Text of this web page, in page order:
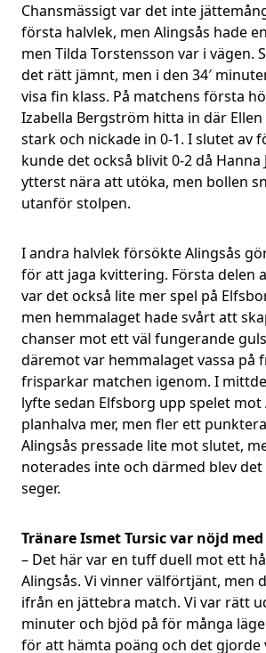
Chansmässigt var det inte
första halvlek, men Alingsås hade
men Tilda Torstensson var i vägen.
det rätt jämnt, men i den 34′
visa fin klass. På matchens första
Izabella Bergström hitta in där
stark och nickade in 0-1. I slutet av
kunde det också blivit 0-2 då Hanna
ytterst nära att utöka, men bollen
utanför stolpen.
I andra halvlek försökte Alingsås
för att jaga kvittering. Första delen
var det också lite mer spel på
men hemmalaget hade svårt att
chanser mot ett väl fungerande
däremot var hemmalaget vassa på
frisparkar matchen igenom. I
lyfte sedan Elfsborg upp spelet mot
planhalva mer, men fler ett
Alingsås pressade lite mot slutet,
noterades inte och därmed blev
seger.
Tränare Ismet Tursic var nöjd
– Det här var en tuff duell mot ett
Alingsås. Vi vinner välförtjänt, men
ifrån en jättebra match. Vi var rätt
minuter och bjöd på för många
för att hämta poäng och det gjorde